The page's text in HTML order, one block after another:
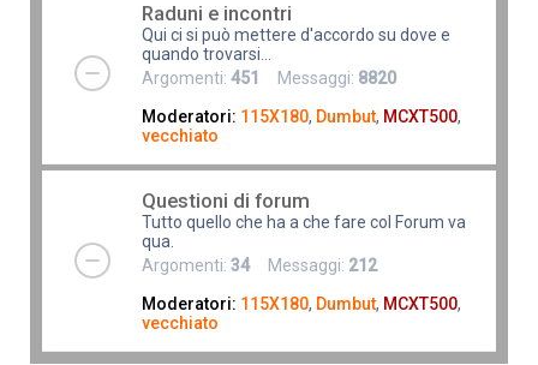
Raduni e incontri
Qui ci si può mettere d'accordo su dove e
quando trovarsi...
Argomenti: 451 Messaggi: 8820
Moderatori: 115X180, Dumbut, MCXT500,
vecchiato
Questioni di forum
Tutto quello che ha a che fare col Forum va
qua.
Argomenti: 34Messaggi: 212
Moderatori: 115X180, Dumbut, MCXT500,
vecchiato